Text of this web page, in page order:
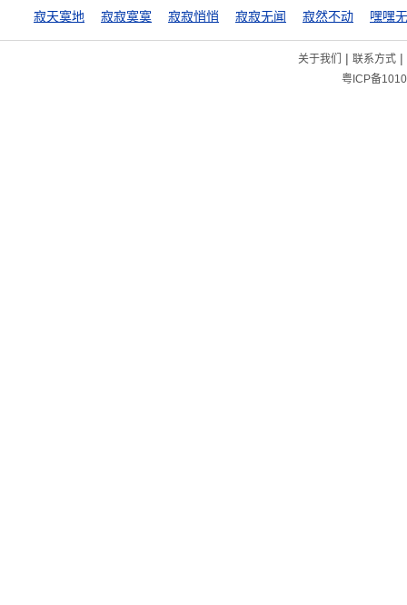
寂天寞地 寂寂寞寞 寂寂悄悄 寂寂无闻 寂然不动 嘿嘿
关于我们 | 联系方式|
粤ICP备